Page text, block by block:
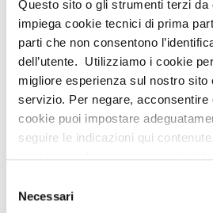
Questo sito o gli strumenti terzi da
impiega cookie tecnici di prima
parti che non consentono
dell’utente. Utilizziamo i cookie
migliore esperienza sul nostro sito
servizio. Per negare, acconsentire
cookie puoi impostare
seguire le indicazioni qui
ogni caso a leggere per maggiori
delNecessari
LO GIURO
28/03/2026
LO GIURO
21/03/2026